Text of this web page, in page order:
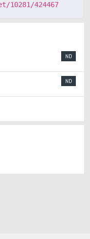
424467
ND
ND